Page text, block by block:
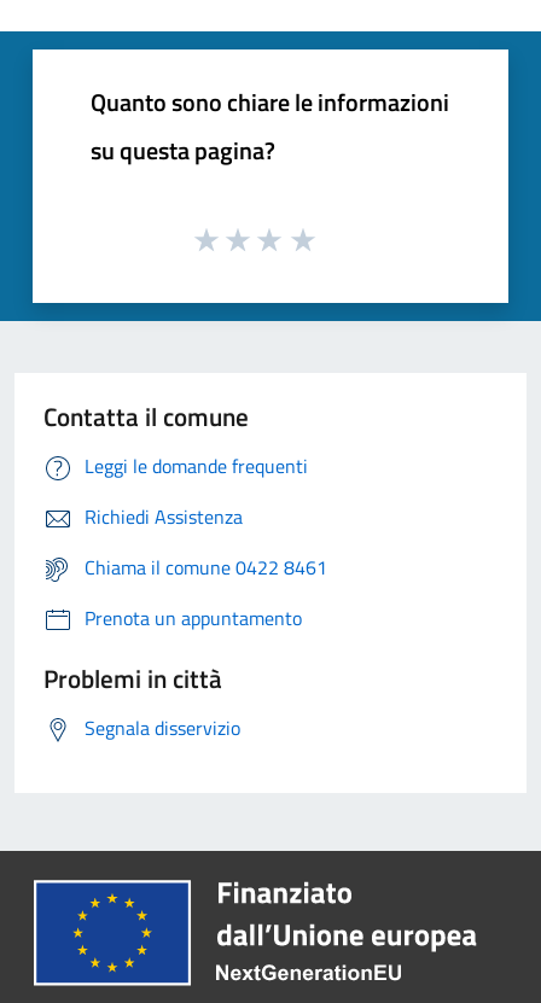
Quanto sono chiare le informazioni
su questa pagina?
Contatta il comune
Leggi le domande frequenti
Richiedi Assistenza
Chiama il comune 0422 8461
Prenota un appuntamento
Problemi in città
Segnala disservizio